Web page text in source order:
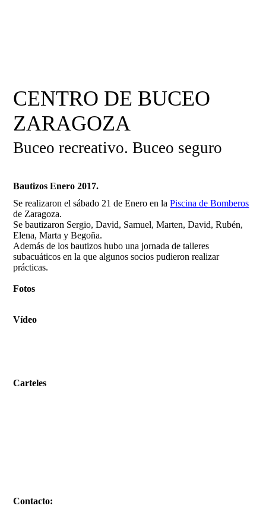
CENTRO DE BUCEO
ZARAGOZA
Buceo recreativo. Buceo seguro
Bautizos Enero 2017.
Se realizaron el sábado 21 de Enero en laPiscina de Bomberos
de Zaragoza.
Se bautizaron Sergio, David, Samuel, Marten, David, Rubén,
Elena, Marta y Begoña.
Además de los bautizos hubo una jornada de talleres
subacuáticos en la que algunos socios pudieron realizar
prácticas.
Fotos
Vídeo
Carteles
Contacto: